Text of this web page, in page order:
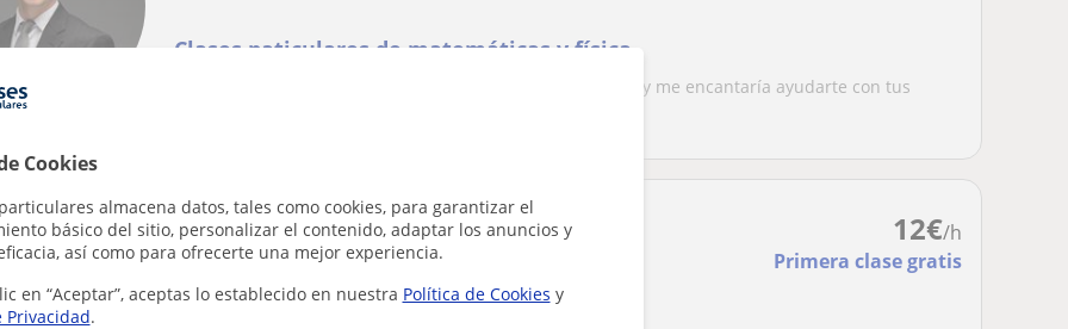
Cookies
almacena datos, tales como cookies, para garantizar el
básico del sitio, personalizar el contenido, adaptar los anuncios y
así como para ofrecerte una mejor experiencia.
en “Aceptar”, aceptas lo establecido en nuestra Política de Cookies y
Privacidad.
Clases paticulares de matemáticas y física
Buenas tardes 😊Me llamo Luis, soy ingeniero de software y me encantaría ayudarte con tus
12€/h
Primera clase gratis
Sergio
Gijón
Bachillerato